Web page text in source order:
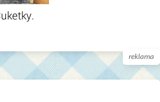
reklama